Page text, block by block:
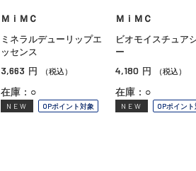
ＭｉＭＣ
ミネラルデューリップエ
ッセンス
3,663 円 （税込）
在庫：○
NEW OPポイント対象
ＭｉＭＣ
ビオモイスチュア
ー
4,180 円 （税込）
在庫：○
NEW OPポイン